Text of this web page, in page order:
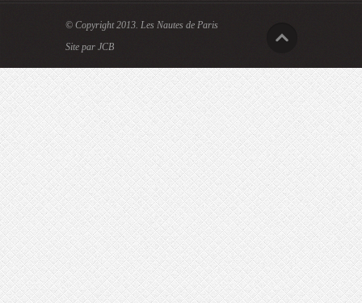
© Copyright 2013. Les Nautes de Paris
Site par JCB